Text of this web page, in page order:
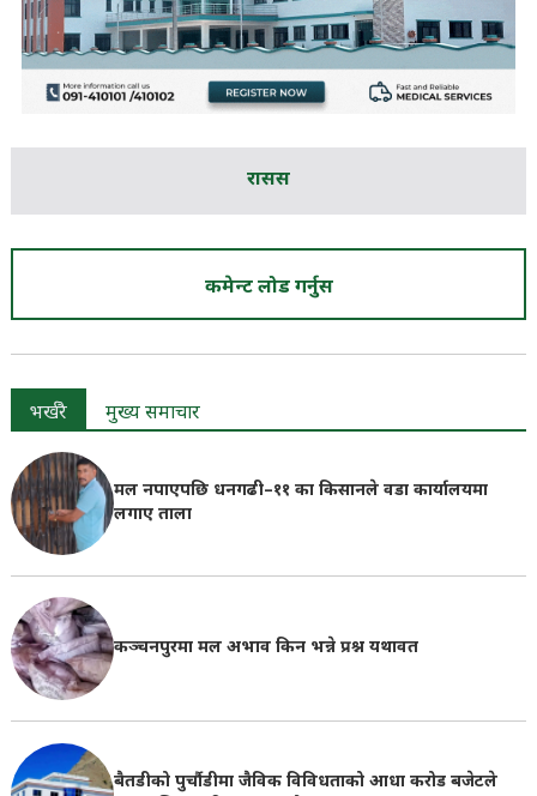
रासस
कमेन्ट लोड गर्नुस
भर्खरै मुख्य समाचार
मल नपाएपछि धनगढी–११ का किसानले वडा कार्यालयमा
लगाए ताला
कञ्चनपुरमा मल अभाव किन भन्ने प्रश्न यथावत
बैतडीको पुर्चौडीमा जैविक विविधताको आधा करोड बजेटले